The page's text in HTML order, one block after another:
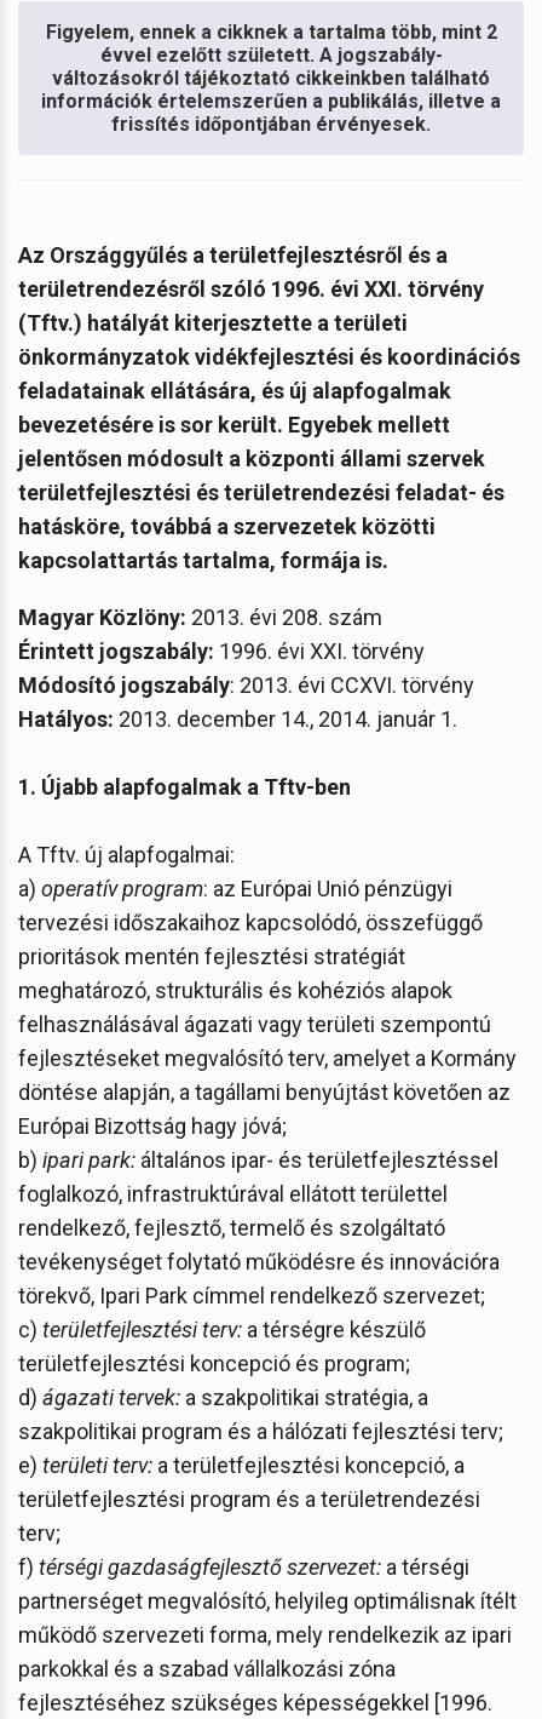
Figyelem, ennek a cikknek a tartalma több, mint 2
évvel ezelőtt született. A jogszabály-
változásokról tájékoztató cikkeinkben található
információk értelemszerűen a publikálás, illetve a
frissítés időpontjában érvényesek.
Az Országgyűlés a területfejlesztésről és a
területrendezésről szóló 1996. évi XXI. törvény
(Tftv.) hatályát kiterjesztette a területi
önkormányzatok vidékfejlesztési és koordinációs
feladatainak ellátására, és új alapfogalmak
bevezetésére is sor került. Egyebek mellett
jelentősen módosult a központi állami szervek
területfejlesztési és területrendezési feladat- és
hatásköre, továbbá a szervezetek közötti
kapcsolattartás tartalma, formája is.
Magyar Közlöny: 2013. évi 208. szám
Érintett jogszabály: 1996. évi XXI. törvény
Módosító jogszabály: 2013. évi CCXVI. törvény
Hatályos: 2013. december 14., 2014. január 1.
1. Újabb alapfogalmak a Tftv-ben
A Tftv. új alapfogalmai:
a) operatív program: az Európai Unió pénzügyi
tervezési időszakaihoz kapcsolódó, összefüggő
prioritások mentén fejlesztési stratégiát
meghatározó, strukturális és kohéziós alapok
felhasználásával ágazati vagy területi szempontú
fejlesztéseket megvalósító terv, amelyet a Kormány
döntése alapján, a tagállami benyújtást követően az
Európai Bizottság hagy jóvá;
b) ipari park: általános ipar- és területfejlesztéssel
foglalkozó, infrastruktúrával ellátott területtel
rendelkező, fejlesztő, termelő és szolgáltató
tevékenységet folytató működésre és innovációra
törekvő, Ipari Park címmel rendelkező szervezet;
c) területfejlesztési terv: a térségre készülő
területfejlesztési koncepció és program;
d) ágazati tervek: a szakpolitikai stratégia, a
szakpolitikai program és a hálózati fejlesztési terv;
e) területi terv: a területfejlesztési koncepció, a
területfejlesztési program és a területrendezési
terv;
f) térségi gazdaságfejlesztő szervezet: a térségi
partnerséget megvalósító, helyileg optimálisnak ítélt
működő szervezeti forma, mely rendelkezik az ipari
parkokkal és a szabad vállalkozási zóna
fejlesztéséhez szükséges képességekkel [1996.